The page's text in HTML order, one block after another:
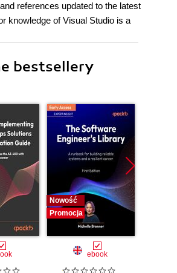
references updated to the latest
knowledge of Visual Studio is a
bestsellery
Nowość
Promocja
ebook